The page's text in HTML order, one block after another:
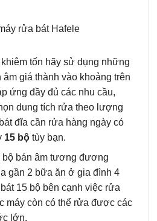
tốn hãy sử dụng những
giá thành vào khoảng trên
ứng đầy đủ các nhu cầu,
dung tích rửa theo lượng
đĩa cần rửa hàng ngày có
15 bộ tùy bạn.
bộ bán âm tương đương
gần 2 bữa ăn ở gia đình 4
15 bộ bên cạnh việc rửa
máy còn có thể rửa được các
lớn.